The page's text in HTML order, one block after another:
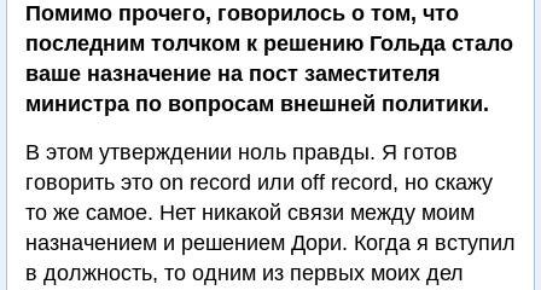
Помимо прочего, говорилось о том, что
последним толчком к решению Гольда стало
ваше назначение на пост заместителя
министра по вопросам внешней политики.
В этом утверждении ноль правды. Я готов
говорить это on record или off record, но скажу
то же самое. Нет никакой связи между моим
назначением и решением Дори. Когда я вступил
в должность, то одним из первых моих дел